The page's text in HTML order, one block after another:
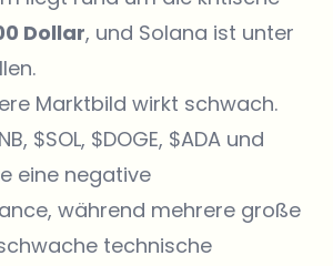
Dollar, und Solana ist unter
Marktbild wirkt schwach.
$SOL, $DOGE, $ADA und
eine negative
während mehrere große
technische